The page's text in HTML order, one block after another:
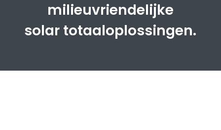
milieuvriendelijke
solar totaaloplossingen.